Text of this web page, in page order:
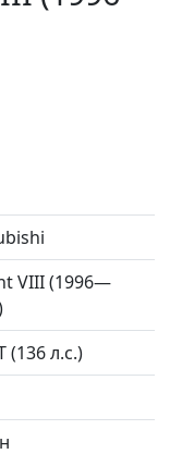
VIII (1996—
(136 л.с.)